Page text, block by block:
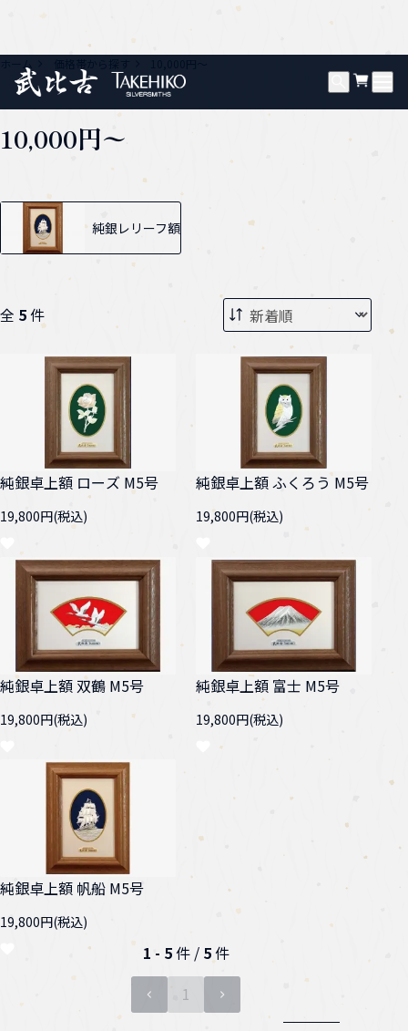
10,000円〜
グループ一覧
純銀レリーフ額
全 5件
純銀卓上額 ローズ M5号
19,800円(税込)
純銀卓上額 ふくろう M5号
19,800円(税込)
純銀卓上額 双鶴 M5号
19,800円(税込)
純銀卓上額 富士 M5号
19,800円(税込)
純銀卓上額 帆船 M5号
19,800円(税込)
1 - 5件 / 5件
1ページ目